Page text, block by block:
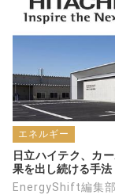
エネルギー
日立ハイテク、カ
果を出し続ける手法
EnergyShift編集部